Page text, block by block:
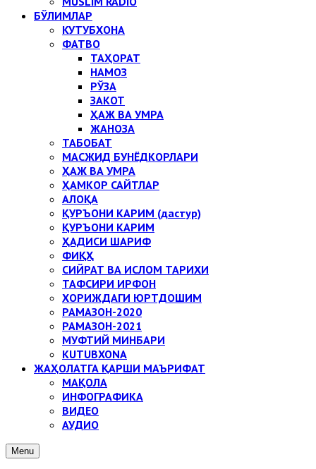
БЎЛИМЛАР
КУТУБХОНА
ФАТВО
ТАҲОРАТ
НАМОЗ
РЎЗА
ЗАКОТ
ҲАЖ ВА УМРА
ЖАНОЗА
ТАБОБАТ
МАСЖИД БУНЁДКОРЛАРИ
ҲАЖ ВА УМРА
ҲАМКОР САЙТЛАР
АЛОҚА
ҚУРЪОНИ КАРИМ (дастур)
ҚУРЪОНИ КАРИМ
ҲАДИСИ ШАРИФ
ФИҚҲ
СИЙРАТ ВА ИСЛОМ ТАРИХИ
ТАФСИРИ ИРФОН
ХОРИЖДАГИ ЮРТДОШИМ
РАМАЗОН-2020
РАМАЗОН-2021
МУФТИЙ МИНБАРИ
KUTUBXONA
ЖАҲОЛАТГА ҚАРШИ МАЪРИФАТ
МАҚОЛА
ИНФОГРАФИКА
ВИДЕО
АУДИО
Menu